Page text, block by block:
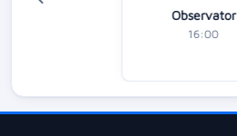
Observator
16:00